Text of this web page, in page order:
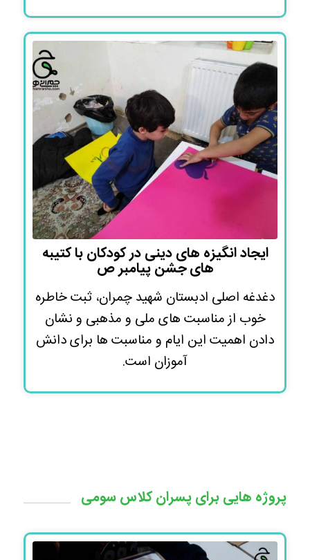
ایجاد انگیزه های دینی در کودکان با کتیبه
های جشن پیامبر ص
دغدغه اصلی ادبستان شهید چمران، ثبت خاطره
خوب از مناسبت های ملی و مذهبی و نشان
دادن اهمیت این ایام و مناسبت ها برای دانش
آموزان است.
پروژه هایی برای پسران کلاس سومی